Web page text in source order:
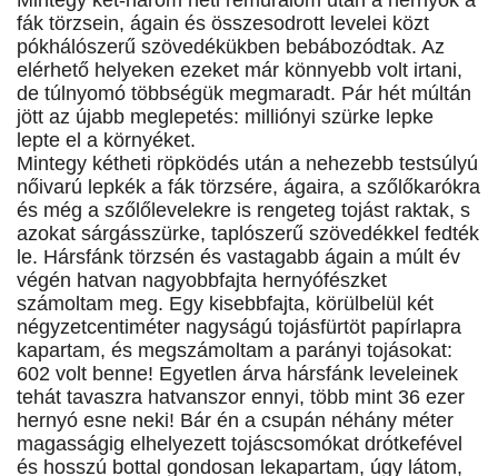
fák törzsein, ágain és összesodrott levelei közt
pókhálószerű szövedékükben bebábozódtak. Az
elérhető helyeken ezeket már könnyebb volt irtani,
de túlnyomó többségük megmaradt. Pár hét múltán
jött az újabb meglepetés: milliónyi szürke lepke
lepte el a környéket.
Mintegy kétheti röpködés után a nehezebb testsúlyú
nőivarú lepkék a fák törzsére, ágaira, a szőlőkarókra
és még a szőlőlevelekre is rengeteg tojást raktak, s
azokat sárgásszürke, taplószerű szövedékkel fedték
le. Hársfánk törzsén és vastagabb ágain a múlt év
végén hatvan nagyobbfajta hernyófészket
számoltam meg. Egy kisebbfajta, körülbelül két
négyzetcentiméter nagyságú tojásfürtöt papírlapra
kapartam, és megszámoltam a parányi tojásokat:
602 volt benne! Egyetlen árva hársfánk leveleinek
tehát tavaszra hatvanszor ennyi, több mint 36 ezer
hernyó esne neki! Bár én a csupán néhány méter
magasságig elhelyezett tojáscsomókat drótkefével
és hosszú bottal gondosan lekapartam, úgy látom,